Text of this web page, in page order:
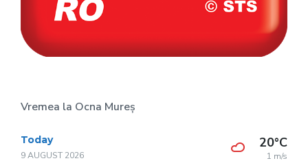
Vremea la Ocna Mureș
Today
9 AUGUST 2026
20°C
1 m/s